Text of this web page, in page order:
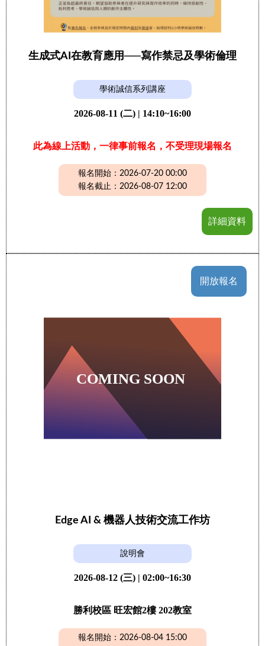
生成式AI在教育應用──寫作禁忌及學術倫理
學術誠信系列講座
2026-08-11 (二) | 14:10~16:00
此為線上活動，一律事前報名，不受理現場報名
報名開始：2026-07-20 00:00
報名截止：2026-08-07 12:00
詳細資料
開放報名
Edge AI & 機器人技術交流工作坊
說明會
2026-08-12 (三) | 02:00~16:30
勝利校區 旺宏館2樓 202教室
報名開始：2026-08-04 15:00